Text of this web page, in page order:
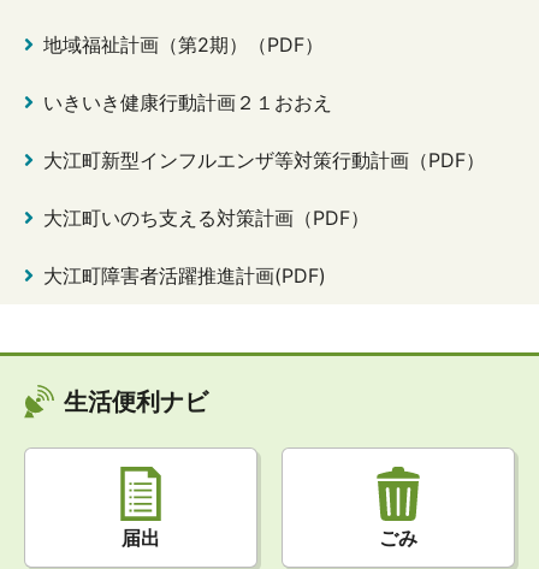
地域福祉計画（第2期）（PDF）
いきいき健康行動計画２１おおえ
大江町新型インフルエンザ等対策行動計画（PDF）
大江町いのち支える対策計画（PDF）
大江町障害者活躍推進計画(PDF)
生活便利ナビ
届出 ごみ